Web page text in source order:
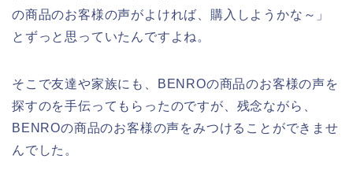
の商品のお客様の声がよければ、購入しようかな～」
とずっと思っていたんですよね。
そこで友達や家族にも、BENROの商品のお客様の声を
探すのを手伝ってもらったのですが、残念ながら、
BENROの商品のお客様の声をみつけることができませ
んでした。